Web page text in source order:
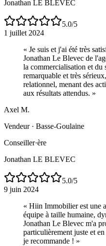
Jonathan LE BLEVEC
5.0/5
1 juillet 2024
« Je suis et j'ai été très
Jonathan Le Blevec de
la commercialisation et du
remarquable et très
relationnel, menant des
aux résultats attendus. »
Axel M.
Vendeur· Basse-Goulaine
Conseiller·ère
Jonathan LE BLEVEC
5.0/5
9 juin 2024
« Hiin Immobilier est une
équipe à taille humaine,
Jonathan Le Blevec m'a
particulièrement juste et
je recommande ! »